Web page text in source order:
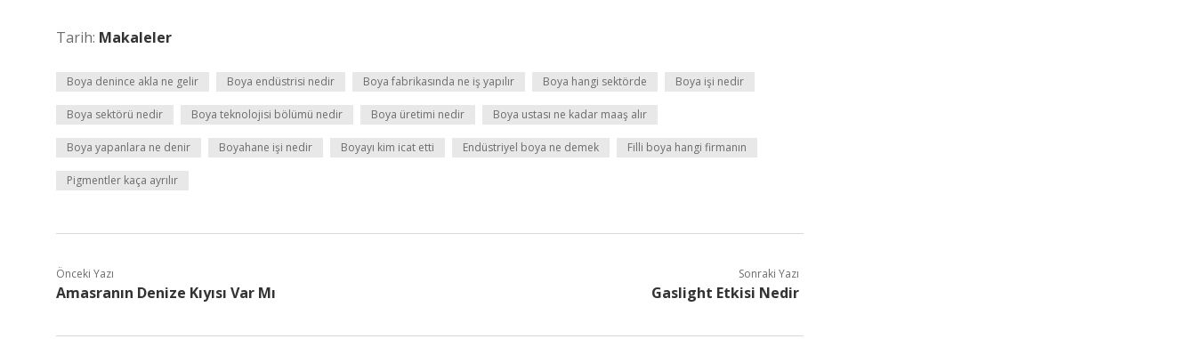
Tarih: Makaleler
Boya denince akla ne gelir Boya endüstrisi nedir Boya fabrikasında ne iş yapılır Boya hangi sektörde Boya işi nedir
Boya sektörü nedir Boya teknolojisi bölümü nedir Boya üretimi nedir Boya ustası ne kadar maaş alır
Boya yapanlara ne denir Boyahane işi nedir Boyayı kim icat etti Endüstriyel boya ne demek Filli boya hangi firmanın
Pigmentler kaça ayrılır
Önceki Yazı
Amasranın Denize Kıyısı Var Mı
Sonraki Yazı
Gaslight Etkisi Nedir